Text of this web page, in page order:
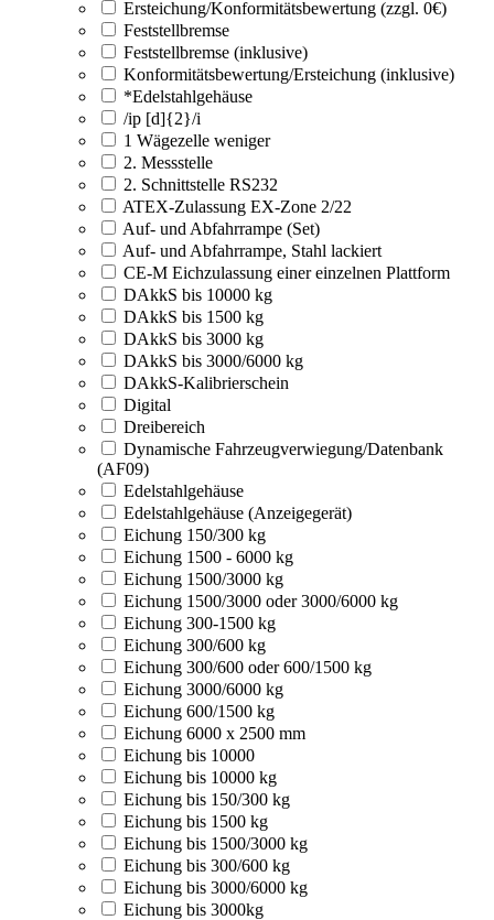
Ersteichung/Konformitätsbewertung (zzgl. 0€)
Feststellbremse
Feststellbremse (inklusive)
Konformitätsbewertung/Ersteichung (inklusive)
*Edelstahlgehäuse
/ip [d]{2}/i
1 Wägezelle weniger
2. Messstelle
2. Schnittstelle RS232
ATEX-Zulassung EX-Zone 2/22
Auf- und Abfahrrampe (Set)
Auf- und Abfahrrampe, Stahl lackiert
CE-M Eichzulassung einer einzelnen Plattform
DAkkS bis 10000 kg
DAkkS bis 1500 kg
DAkkS bis 3000 kg
DAkkS bis 3000/6000 kg
DAkkS-Kalibrierschein
Digital
Dreibereich
Dynamische Fahrzeugverwiegung/Datenbank
(AF09)
Edelstahlgehäuse
Edelstahlgehäuse (Anzeigegerät)
Eichung 150/300 kg
Eichung 1500 - 6000 kg
Eichung 1500/3000 kg
Eichung 1500/3000 oder 3000/6000 kg
Eichung 300-1500 kg
Eichung 300/600 kg
Eichung 300/600 oder 600/1500 kg
Eichung 3000/6000 kg
Eichung 600/1500 kg
Eichung 6000 x 2500 mm
Eichung bis 10000
Eichung bis 10000 kg
Eichung bis 150/300 kg
Eichung bis 1500 kg
Eichung bis 1500/3000 kg
Eichung bis 300/600 kg
Eichung bis 3000/6000 kg
Eichung bis 3000kg